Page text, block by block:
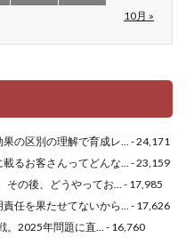
10月 »
果の区別の理解で育成レ... - 24,171
載るお客さんってどんな... - 23,159
その後、どうやってお... - 17,985
責任を果たせてないから... - 17,626
。2025年問題に直... - 16,760